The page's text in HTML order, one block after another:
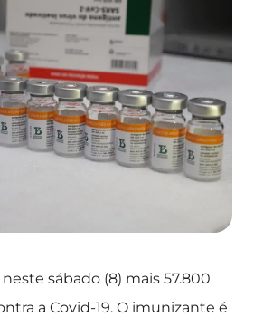
sábado (8) mais 57.800
a Covid-19. O imunizante é